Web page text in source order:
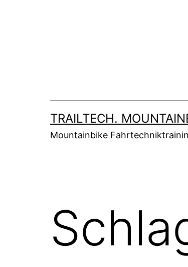
TRAILTECH.
Mountainbike